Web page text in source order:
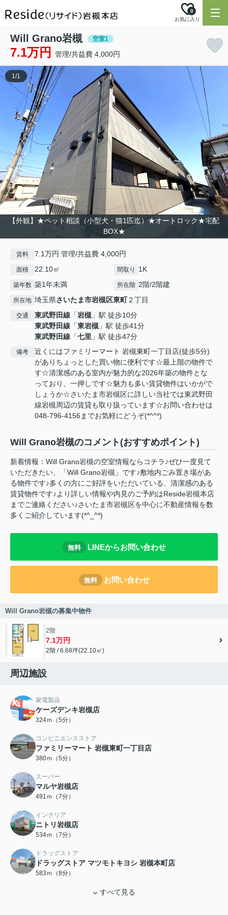
お気に入り
0
Will Grano岩槻 空室1
7.1万円 管理/共益費 4,000円
【外観】★ペット相談（小型犬・猫1匹迄）★オートロック★宅配
BOX★
1/1
賃料 7.1万円 管理/共益費 4,000円
面積 22.10㎡ 間取り 1K
築年数 築1年未満 所在階 2階/2階建
所在地 埼玉県さいたま市岩槻区東町２丁目
交通 東武野田線 「岩槻 」駅 徒歩10分
東武野田線 「東岩槻 」駅 徒歩41分
東武野田線 「七里 」駅 徒歩47分
備考
近くにはファミリーマート 岩槻東町一丁目店(徒歩5分)
がありちょっとした買い物に便利です☆最上階の物件で
す☆清潔感のある室内が魅力的な2026年築の物件とな
っており、一押しです☆魅力も多い賃貸物件はいかがで
しょうか☆さいたま市岩槻区に詳しい当社では東武野田
線岩槻周辺の賃貸も取り扱っています☆お問い合わせは
048-796-4156までお気軽にどうぞ(*^^*)
Will Grano岩槻のコメント(おすすめポイント)
新着情報：Will Grano岩槻の空室情報ならコチラ♪ぜひ一度見て
いただきたい、「Will Grano岩槻」です♪敷地内ごみ置き場があ
る物件です♪多くの方にご好評をいただいている、清潔感のある
賃貸物件です♪より詳しい情報や内見のご予約はReside岩槻本店
までご連絡ください♪さいたま市岩槻区を中心に不動産情報を数
多くご紹介しています(*^_^*)
無料 LINEからお問い合わせ
無料 お問い合わせ
Will Grano岩槻の募集中物件
2階
7.1万円
2階 / 6.68坪(22.10㎡)
周辺施設
家電製品
ケーズデンキ岩槻店
324ｍ（5分）
コンビニエンスストア
ファミリーマート 岩槻東町一丁目店
380ｍ（5分）
スーパー
マルヤ岩槻店
491ｍ（7分）
インテリア
ニトリ岩槻店
534ｍ（7分）
ドラッグストア
ドラッグストア マツモトキヨシ 岩槻本町店
583ｍ（8分）
すべて見る